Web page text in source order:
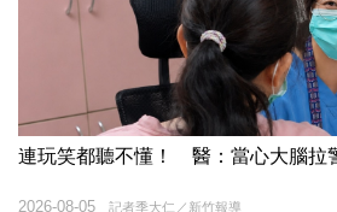
連玩笑都聽不懂！ 醫：當心大腦拉
記者季大仁／新竹報導
2026-08-05